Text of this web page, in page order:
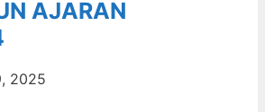
AJARAN
2025